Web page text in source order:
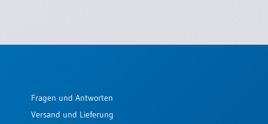
Fragen und Antworten
Versand und Lieferung